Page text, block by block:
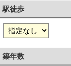
駅徒歩
築年数